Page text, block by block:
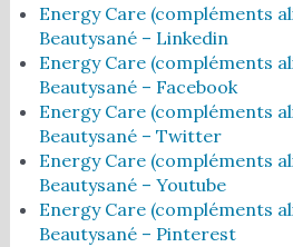
Energy Care (compléments
Beautysané – Linkedin
Energy Care (compléments
Beautysané – Facebook
Energy Care (compléments
Beautysané – Twitter
Energy Care (compléments
Beautysané – Youtube
Energy Care (compléments
Beautysané – Pinterest